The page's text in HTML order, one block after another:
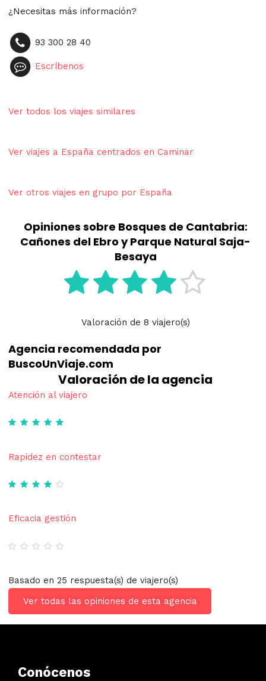
¿Necesitas más información?
93 300 28 40
Escríbenos
Ver todos los viajes similares
Ver viajes a España centrados en Caminar
Ver otros viajes en grupo por España
Opiniones sobre Bosques de Cantabria:
Cañones del Ebro y Parque Natural Saja-
Besaya
Valoración de 8 viajero(s)
Agencia recomendada por
BuscoUnViaje.com
Valoración de la agencia
Atención al viajero
Rapidez en contestar
Eficacia gestión
Basado en 25 respuesta(s) de viajero(s)
Ver todas las opiniones de esta agencia
Conócenos